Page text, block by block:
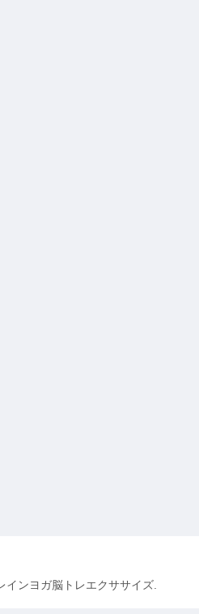
ンヨガ脳トレエクササイズ.